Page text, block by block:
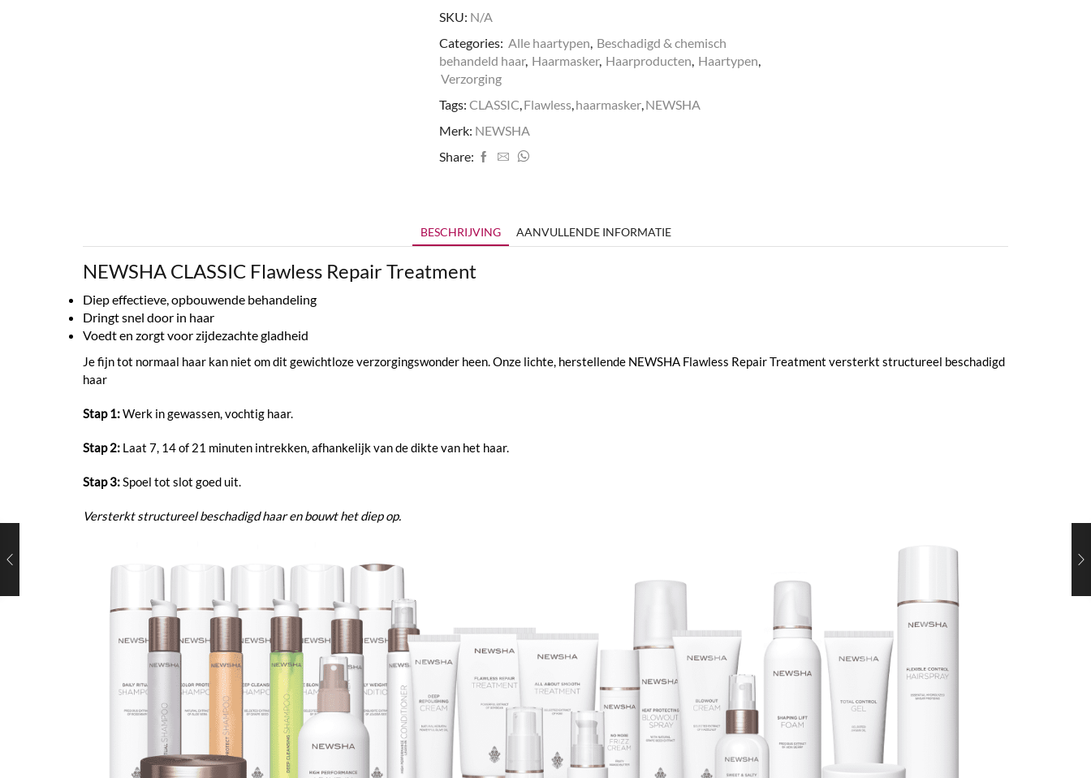
SKU: N/A
Categories: Alle haartypen, Beschadigd & chemisch
behandeld haar, Haarmasker, Haarproducten, Haartypen,
Verzorging
Tags: CLASSIC,Flawless,haarmasker,NEWSHA
Merk: NEWSHA
Share:
BESCHRIJVING AANVULLENDE INFORMATIE
NEWSHA CLASSIC Flawless Repair Treatment
Diep effectieve, opbouwende behandeling
Dringt snel door in haar
Voedt en zorgt voor zijdezachte gladheid
Je fijn tot normaal haar kan niet om dit gewichtloze verzorgingswonder heen. Onze lichte, herstellende NEWSHA Flawless Repair Treatment versterkt structureel beschadigd
haar
Stap 1:Werk in gewassen, vochtig haar.
Stap 2: Laat 7, 14 of 21 minuten intrekken, afhankelijk van de dikte van het haar.
Stap 3:Spoel tot slot goed uit.
Versterkt structureel beschadigd haar en bouwt het diep op.